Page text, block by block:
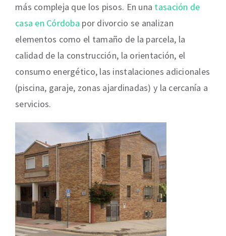
más compleja que los pisos. En una tasación de
casa en Córdoba por divorcio se analizan
elementos como el tamaño de la parcela, la
calidad de la construcción, la orientación, el
consumo energético, las instalaciones adicionales
(piscina, garaje, zonas ajardinadas) y la cercanía a
servicios.